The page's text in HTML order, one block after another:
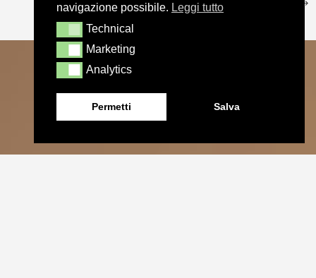
navigazione possibile. Leggi tutto
TechnicalTechnical
MarketingMarketing
AnalyticsAnalytics
Permetti Salva